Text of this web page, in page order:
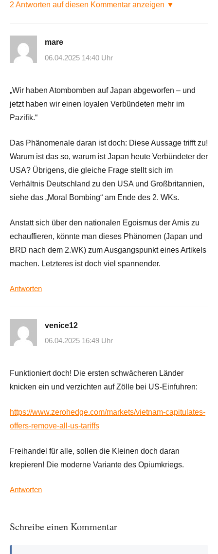
2 Antworten auf diesen Kommentar anzeigen ▼
mare
06.04.2025 14:40 Uhr
„Wir haben Atombomben auf Japan abgeworfen – und
jetzt haben wir einen loyalen Verbündeten mehr im
Pazifik.“
Das Phänomenale daran ist doch: Diese Aussage trifft zu!
Warum ist das so, warum ist Japan heute Verbündeter der
USA? Übrigens, die gleiche Frage stellt sich im
Verhältnis Deutschland zu den USA und Großbritannien,
siehe das „Moral Bombing“ am Ende des 2. WKs.
Anstatt sich über den nationalen Egoismus der Amis zu
echauffieren, könnte man dieses Phänomen (Japan und
BRD nach dem 2.WK) zum Ausgangspunkt eines Artikels
machen. Letzteres ist doch viel spannender.
Antworten
venice12
06.04.2025 16:49 Uhr
Funktioniert doch! Die ersten schwächeren Länder
knicken ein und verzichten auf Zölle bei US-Einfuhren:
https://www.zerohedge.com/markets/vietnam-capitulates-
offers-remove-all-us-tariffs
Freihandel für alle, sollen die Kleinen doch daran
krepieren! Die moderne Variante des Opiumkriegs.
Antworten
Schreibe einen Kommentar